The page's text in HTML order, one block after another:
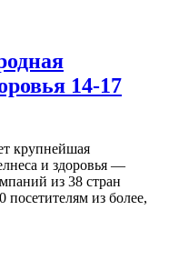
14-17
крупнейшая
и здоровья —
из 38 стран
из более,